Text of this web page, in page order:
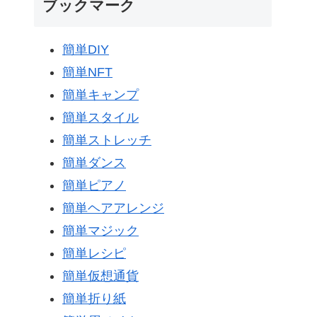
ブックマーク
簡単DIY
簡単NFT
簡単キャンプ
簡単スタイル
簡単ストレッチ
簡単ダンス
簡単ピアノ
簡単ヘアアレンジ
簡単マジック
簡単レシピ
簡単仮想通貨
簡単折り紙